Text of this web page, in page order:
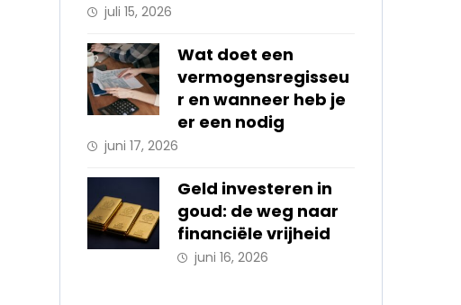
juli 15, 2026
Wat doet een
vermogensregisseu
r en wanneer heb je
er een nodig
juni 17, 2026
Geld investeren in
goud: de weg naar
financiële vrijheid
juni 16, 2026